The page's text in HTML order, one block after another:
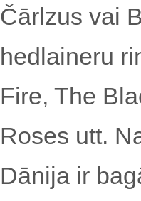
Čārlzus vai
hedlaineru
Fire, The
Roses utt.
Dānija ir